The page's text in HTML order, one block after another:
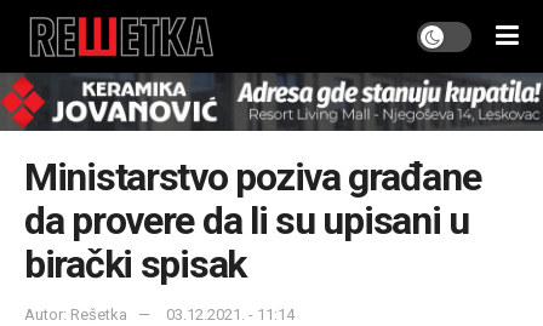
Ministarstvo poziva građane
da provere da li su upisani u
birački spisak
Autor: Rešetka 03.12.2021. - 11:14